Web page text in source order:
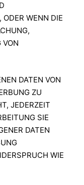
ODER WENN DIE
VON
DATEN VON
ZU
JEDERZEIT
SIE
DATEN
WIE